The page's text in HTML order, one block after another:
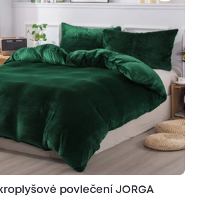
povlečení JORGA